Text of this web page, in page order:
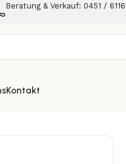
Beratung & Verkauf: 0451 /
Kontakt